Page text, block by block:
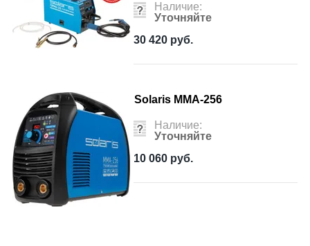
Наличие:
Уточняйте
30 420 руб.
Solaris MMA-256
Наличие:
Уточняйте
10 060 руб.